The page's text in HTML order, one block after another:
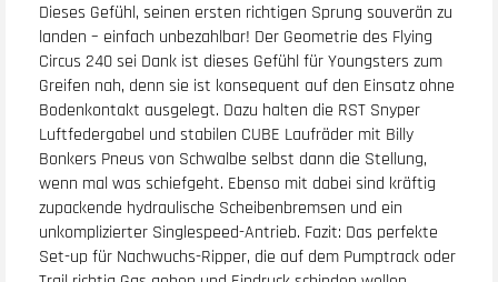
Dieses Gefühl, seinen ersten richtigen Sprung souverän zu
landen – einfach unbezahlbar! Der Geometrie des Flying
Circus 240 sei Dank ist dieses Gefühl für Youngsters zum
Greifen nah, denn sie ist konsequent auf den Einsatz ohne
Bodenkontakt ausgelegt. Dazu halten die RST Snyper
Luftfedergabel und stabilen CUBE Laufräder mit Billy
Bonkers Pneus von Schwalbe selbst dann die Stellung,
wenn mal was schiefgeht. Ebenso mit dabei sind kräftig
zupackende hydraulische Scheibenbremsen und ein
unkomplizierter Singlespeed-Antrieb. Fazit: Das perfekte
Set-up für Nachwuchs-Ripper, die auf dem Pumptrack oder